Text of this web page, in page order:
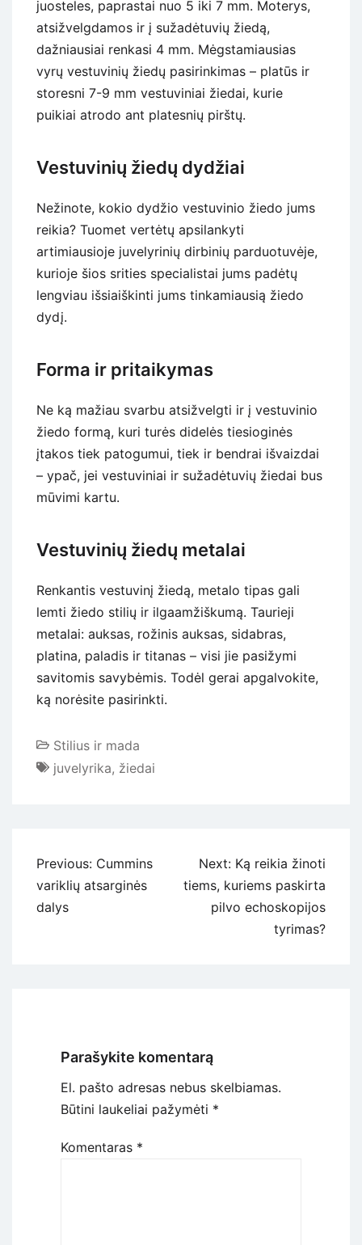
juosteles, paprastai nuo 5 iki 7 mm. Moterys,
atsižvelgdamos ir į sužadėtuvių žiedą,
dažniausiai renkasi 4 mm. Mėgstamiausias
vyrų vestuvinių žiedų pasirinkimas – platūs ir
storesni 7-9 mm vestuviniai žiedai, kurie
puikiai atrodo ant platesnių pirštų.
Vestuvinių žiedų dydžiai
Nežinote, kokio dydžio vestuvinio žiedo jums
reikia? Tuomet vertėtų apsilankyti
artimiausioje juvelyrinių dirbinių parduotuvėje,
kurioje šios srities specialistai jums padėtų
lengviau išsiaiškinti jums tinkamiausią žiedo
dydį.
Forma ir pritaikymas
Ne ką mažiau svarbu atsižvelgti ir į vestuvinio
žiedo formą, kuri turės didelės tiesioginės
įtakos tiek patogumui, tiek ir bendrai išvaizdai
– ypač, jei vestuviniai ir sužadėtuvių žiedai bus
mūvimi kartu.
Vestuvinių žiedų metalai
Renkantis vestuvinį žiedą, metalo tipas gali
lemti žiedo stilių ir ilgaamžiškumą. Taurieji
metalai: auksas, rožinis auksas, sidabras,
platina, paladis ir titanas – visi jie pasižymi
savitomis savybėmis. Todėl gerai apgalvokite,
ką norėsite pasirinkti.
Stilius ir mada
juvelyrika, žiedai
Navigacija
tarp
įrašų
Previous: Cummins
variklių atsarginės
dalys
Next: Ką reikia žinoti
tiems, kuriems paskirta
pilvo echoskopijos
tyrimas?
Parašykite komentarą
El. pašto adresas nebus skelbiamas.
Būtini laukeliai pažymėti *
Komentaras *